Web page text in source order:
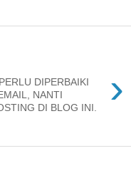
›
DIPERBAIKI
NANTI
DI BLOG INI.